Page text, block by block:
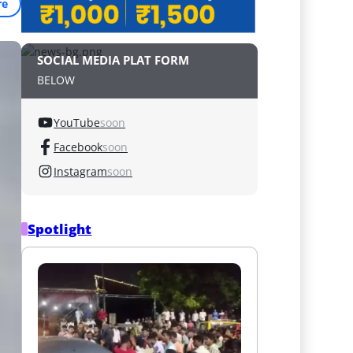
SOCIAL MEDIA PLAT FORM
BELOW
YouTubesoon
Facebooksoon
Instagramsoon
Spotlight